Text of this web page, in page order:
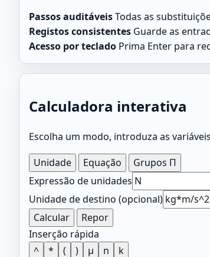
Passos auditáveisTodas as
Registos consistentes Guarde as
Acesso por teclado Prima Enter para
Calculadora interativa
Escolha um modo, introduza as
Unidade
Equação
Grupos Π
Expressão de unidades
Unidade de destino (opcional)
Calcular
Repor
Inserção rápida
^
* ( ) μ n
k